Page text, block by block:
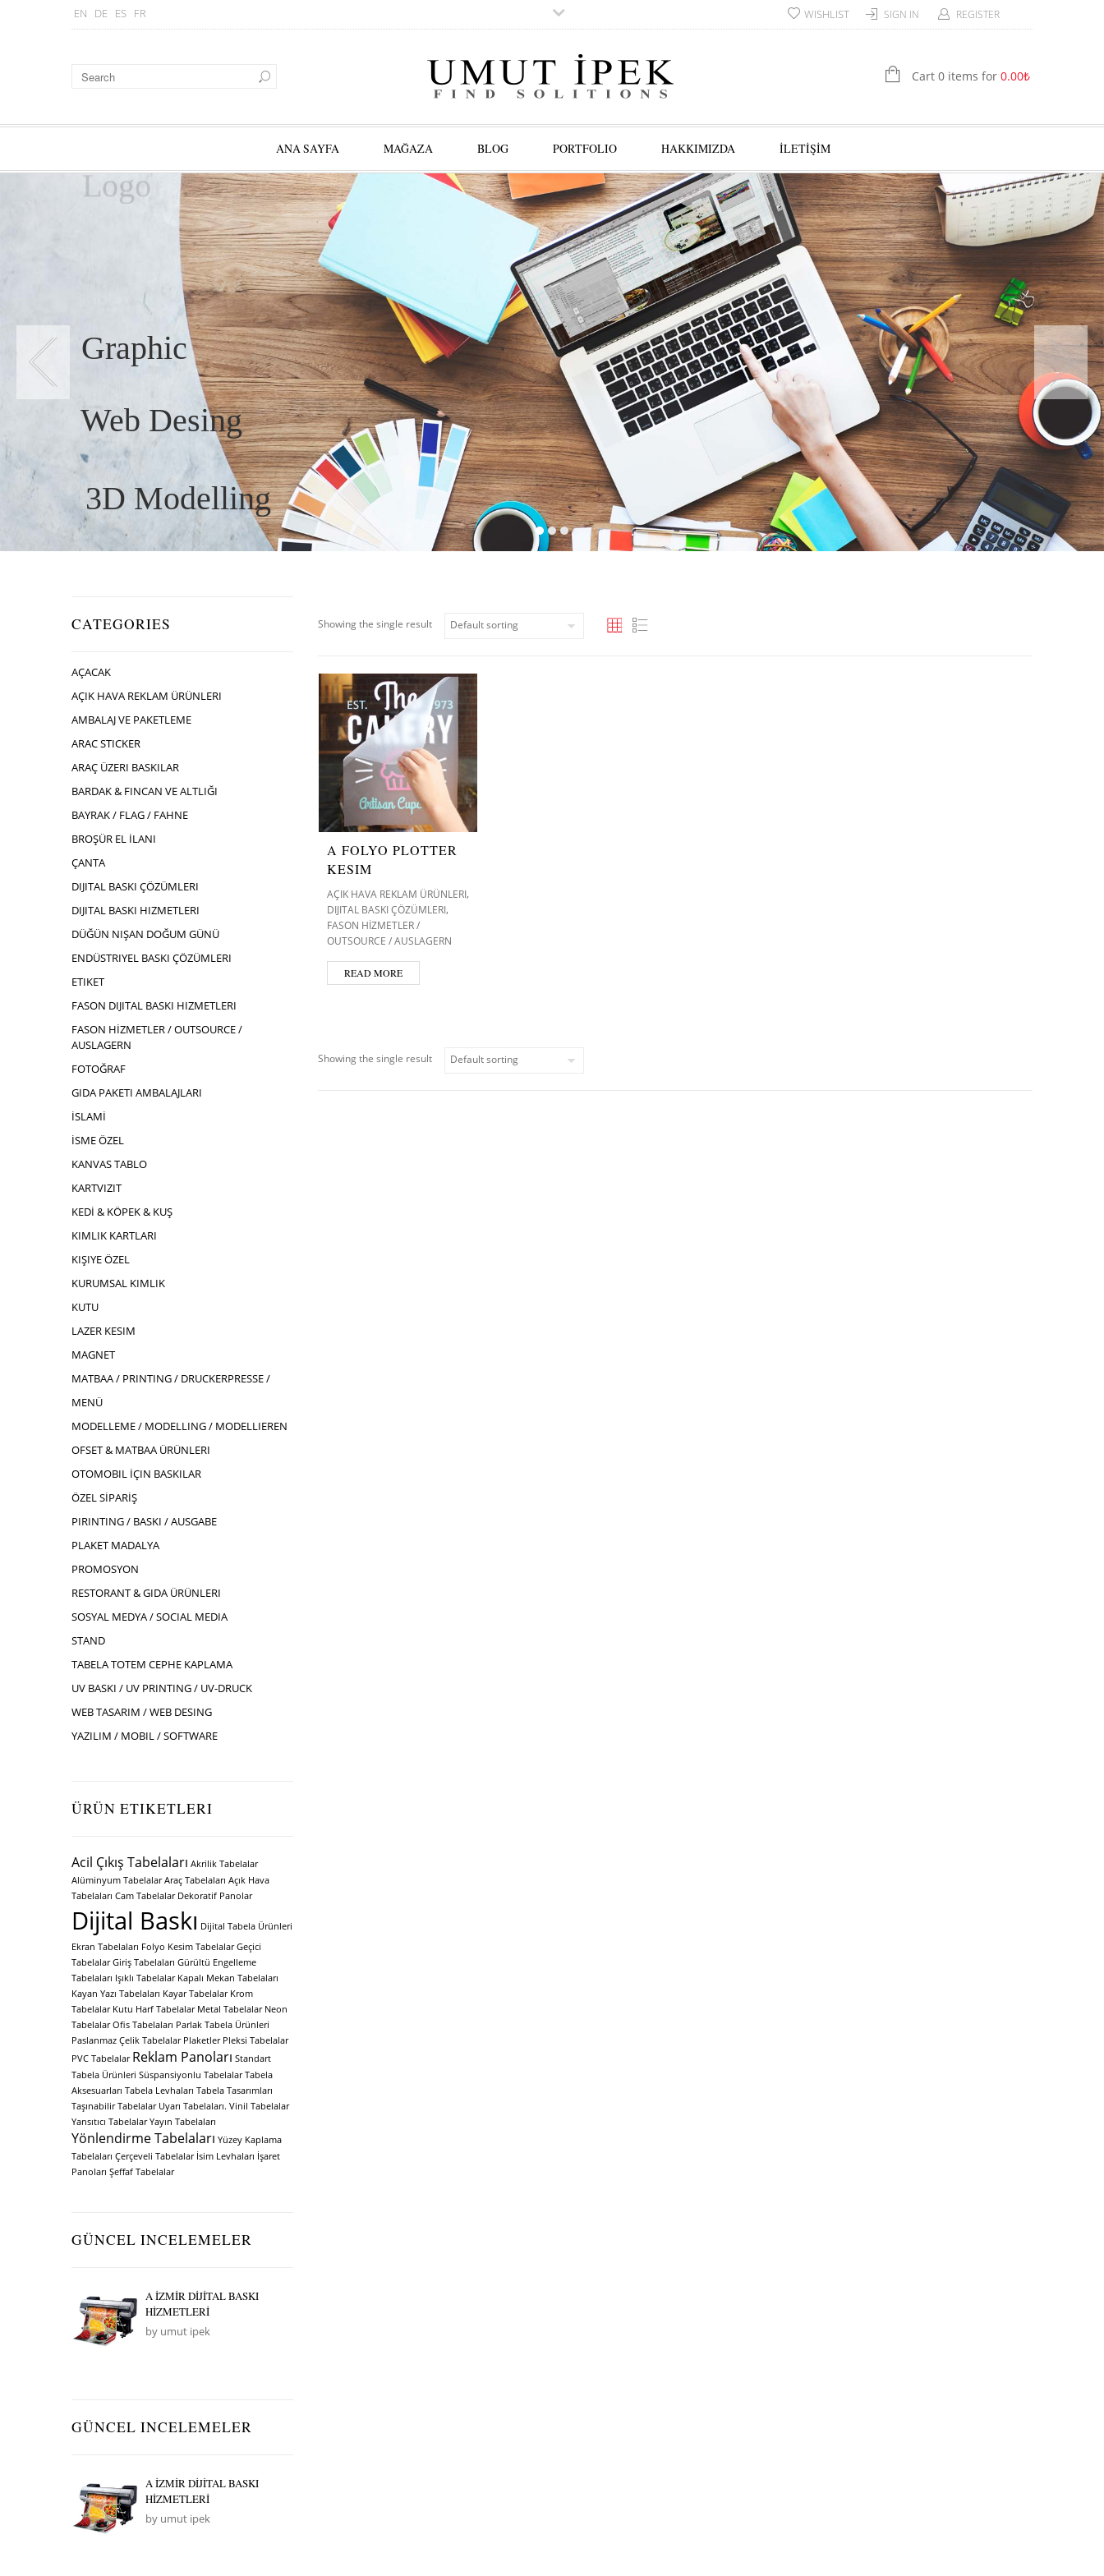
EN DE ES FR SIGN IN REGISTER
WISHLIST
Cart 0 items for 0.00₺
ANA SAYFA MAĞAZA BLOG PORTFOLIO HAKKIMIZDA İLETİŞİM
3D Modelling
Graphic
Web Desing
Logo
CATEGORIES
AÇACAK
AÇIK HAVA REKLAM ÜRÜNLERI
AMBALAJ VE PAKETLEME
ARAC STICKER
ARAÇ ÜZERI BASKILAR
BARDAK & FINCAN VE ALTLIĞI
BAYRAK / FLAG / FAHNE
BROŞÜR EL İLANI
ÇANTA
DIJITAL BASKI ÇÖZÜMLERI
DIJITAL BASKI HIZMETLERI
DÜĞÜN NIŞAN DOĞUM GÜNÜ
ENDÜSTRIYEL BASKI ÇÖZÜMLERI
ETIKET
FASON DIJITAL BASKI HIZMETLERI
FASON HİZMETLER / OUTSOURCE /
AUSLAGERN
FOTOĞRAF
GIDA PAKETI AMBALAJLARI
İSLAMİ
İSME ÖZEL
KANVAS TABLO
KARTVIZIT
KEDİ & KÖPEK & KUŞ
KIMLIK KARTLARI
KIŞIYE ÖZEL
KURUMSAL KIMLIK
KUTU
LAZER KESIM
MAGNET
MATBAA / PRINTING / DRUCKERPRESSE /
MENÜ
MODELLEME / MODELLING / MODELLIEREN
OFSET & MATBAA ÜRÜNLERI
OTOMOBIL İÇIN BASKILAR
ÖZEL SİPARİŞ
PIRINTING / BASKI / AUSGABE
PLAKET MADALYA
PROMOSYON
RESTORANT & GIDA ÜRÜNLERI
SOSYAL MEDYA / SOCIAL MEDIA
STAND
TABELA TOTEM CEPHE KAPLAMA
UV BASKI / UV PRINTING / UV-DRUCK
WEB TASARIM / WEB DESING
YAZILIM / MOBIL / SOFTWARE
ÜRÜN ETIKETLERI
Acil Çıkış Tabelaları Akrilik Tabelalar
Alüminyum Tabelalar Araç Tabelaları Açık Hava
Tabelaları Cam Tabelalar Dekoratif Panolar
Dijital Baskı Dijital Tabela Ürünleri
Ekran Tabelaları Folyo Kesim Tabelalar Geçici
Tabelalar Giriş Tabelaları Gürültü Engelleme
Tabelaları Işıklı Tabelalar Kapalı Mekan Tabelaları
Kayan Yazı Tabelaları Kayar Tabelalar Krom
Tabelalar Kutu Harf Tabelalar Metal Tabelalar Neon
Tabelalar Ofis Tabelaları Parlak Tabela Ürünleri
Paslanmaz Çelik Tabelalar Plaketler Pleksi Tabelalar
PVC Tabelalar Reklam Panoları Standart
Tabela Ürünleri Süspansiyonlu Tabelalar Tabela
Aksesuarları Tabela Levhaları Tabela Tasarımları
Taşınabilir Tabelalar Uyarı Tabelaları. Vinil Tabelalar
Yansıtıcı Tabelalar Yayın Tabelaları
Yönlendirme Tabelaları Yüzey Kaplama
Tabelaları Çerçeveli Tabelalar İsim Levhaları İşaret
Panoları Şeffaf Tabelalar
GÜNCEL INCELEMELER
A İZMİR DİJİTAL BASKI
HİZMETLERİ
by umut ipek
GÜNCEL INCELEMELER
A İZMİR DİJİTAL BASKI
HİZMETLERİ
by umut ipek
Showing the single result
A FOLYO PLOTTER
KESIM
AÇIK HAVA REKLAM ÜRÜNLERI,
DIJITAL BASKI ÇÖZÜMLERI,
FASON HİZMETLER /
OUTSOURCE / AUSLAGERN
READ MORE
Showing the single result